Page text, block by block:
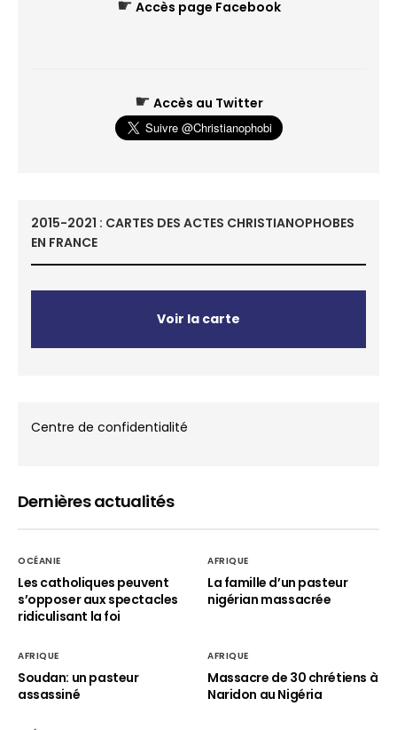
☛ Accès page Facebook
☛ Accès au Twitter
2015-2021 : CARTES DES ACTES CHRISTIANOPHOBES
EN FRANCE
Voir la carte
Centre de confidentialité
Dernières actualités
OCÉANIE
Les catholiques peuvent
s’opposer aux spectacles
ridiculisant la foi
AFRIQUE
La famille d’un pasteur
nigérian massacrée
AFRIQUE
Soudan: un pasteur
assassiné
AFRIQUE
Massacre de 30 chrétiens à
Naridon au Nigéria